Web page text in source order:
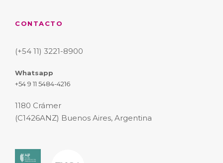
CONTACTO
(+54 11) 3221-8900
Whatsapp
+54 9 11 5484-4216
1180 Crámer
(C1426ANZ) Buenos Aires, Argentina